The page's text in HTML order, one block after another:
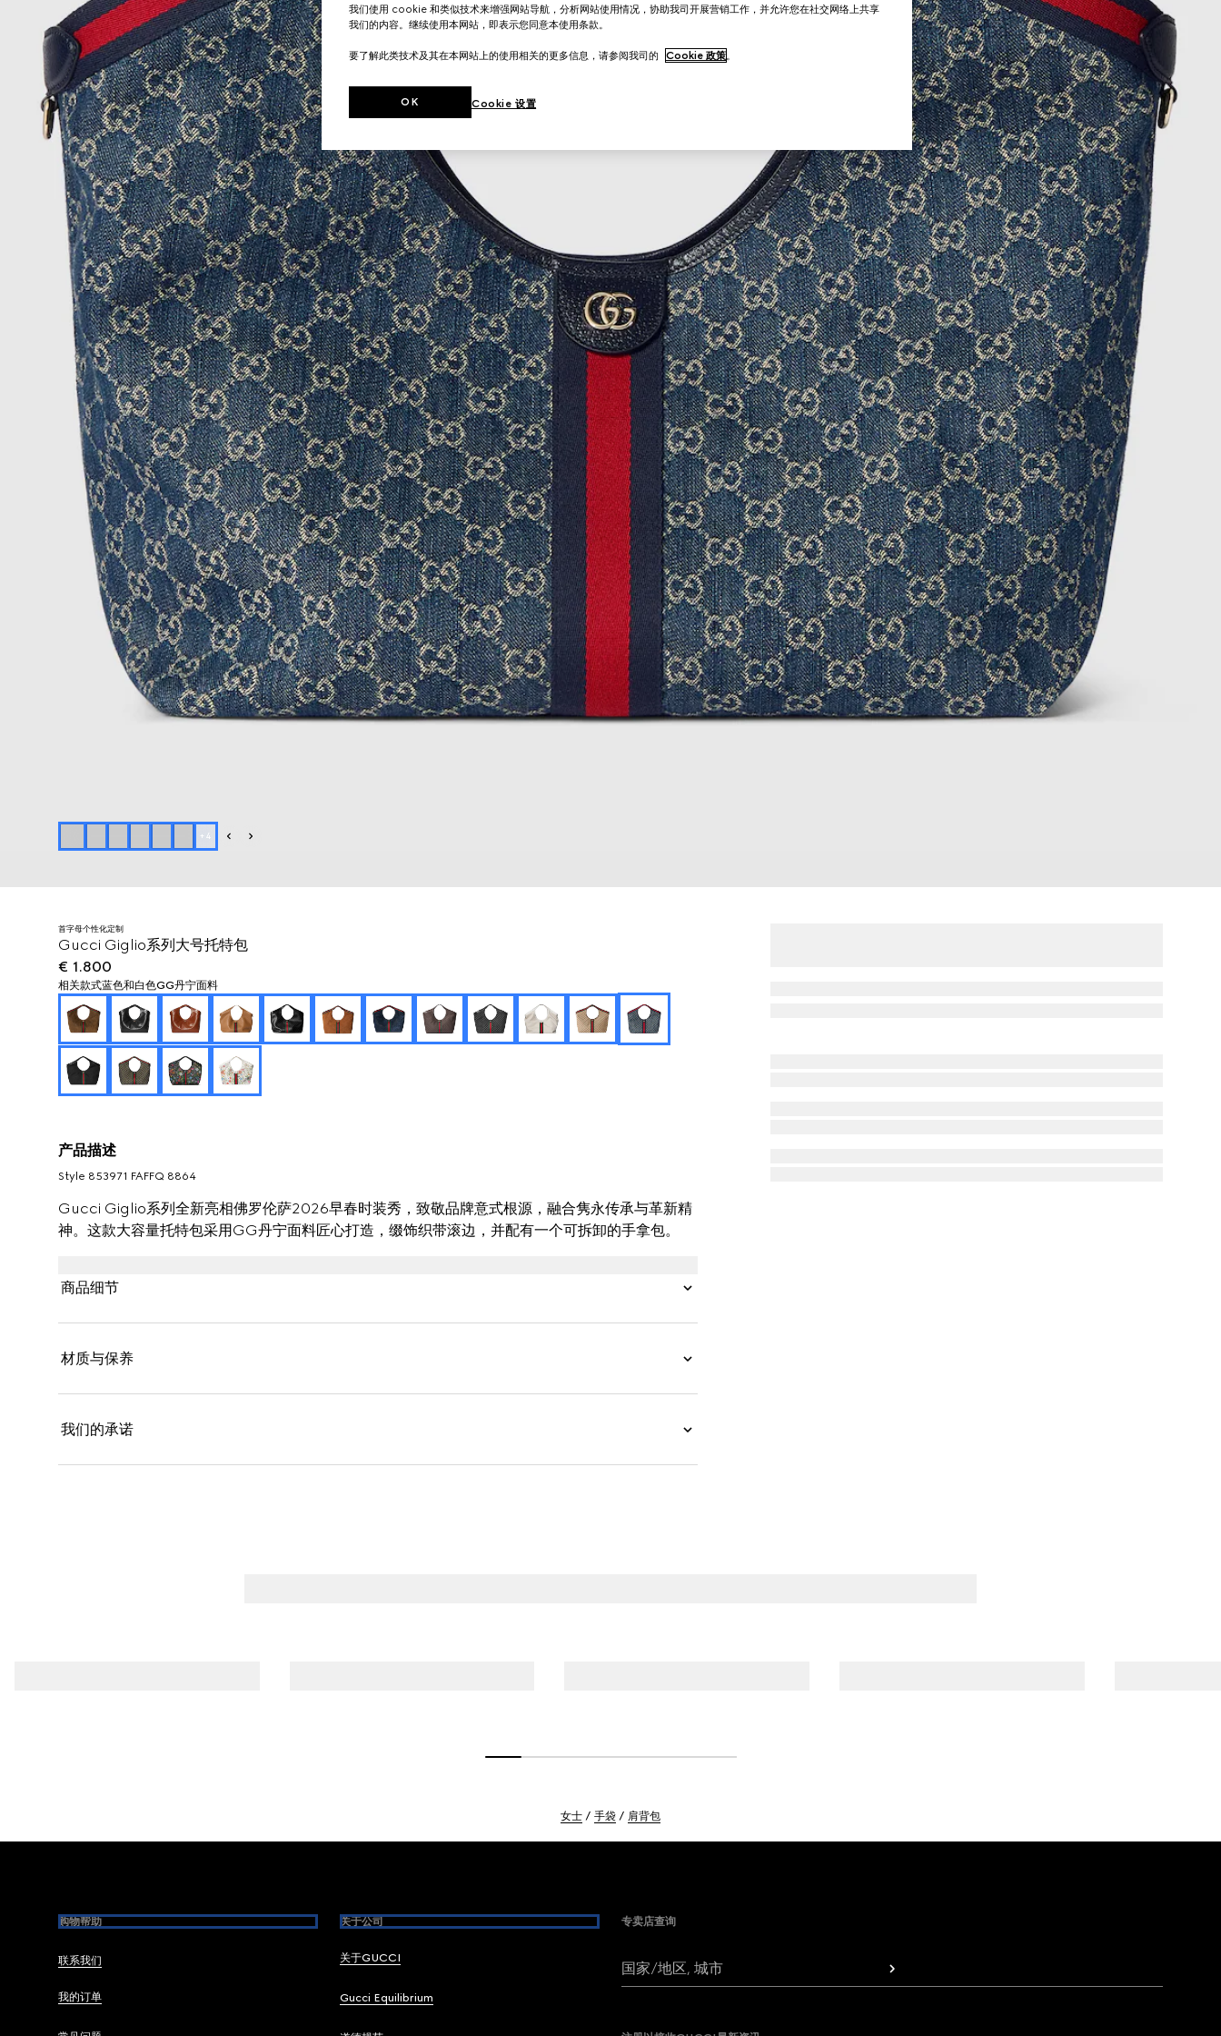
+ 4
首字母个性化定制
Gucci Giglio系列大号托特包
€ 1.800
相关款式蓝色和白色GG丹宁面料
产品描述
Style ‎853971 FAFFQ 8864
Gucci Giglio系列全新亮相佛罗伦萨2026早春时装秀，致敬品牌意式根源，融合隽永传承与革新精
神。这款大容量托特包采用GG丹宁面料匠心打造，缀饰织带滚边，并配有一个可拆卸的手拿包。
商品细节
材质与保养
我们的承诺
女士 手袋 肩背包
购物帮助
联系我们
我的订单
关于公司
关于GUCCI
Gucci Equilibrium
专卖店查询
国家/地区, 城市
我们使用 cookie 和类似技术来增强网站导航，分析网站使用情况，协助我司开展营销工作，并允许您在社交网络上共享
我们的内容。继续使用本网站，即表示您同意本使用条款。
要了解此类技术及其在本网站上的使用相关的更多信息，请参阅我司的 Cookie 政策。
Cookie 设置
OK